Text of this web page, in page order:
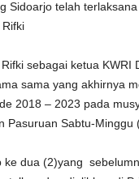
Sidoarjo telah
sebagai ketua
sama yang akhirnya
2018 – 2023 pada
Pasuruan Sabtu-Minggu
ke dua (2)yang